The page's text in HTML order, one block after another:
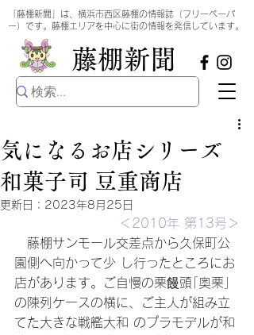
​藤棚新聞
「藤棚新聞」は、横浜市西区藤棚の情報誌（フリーペーパ
ー）です。藤棚エリアを中心に街の情報を発信しています。
気になるお店シリーズ
和菓子司 豆重商店
更新日： 2023年8月25日
＜2010年 第13号＞
藤棚サンモール交差点から久保町公
園側へ向かって少 し行ったところにお
店があります。ご自慢の栗饅頭｢奥栗｣
の陳列ケースの横に、ご主人が組み立
てた大きな戦艦大和 のプラモデルが和